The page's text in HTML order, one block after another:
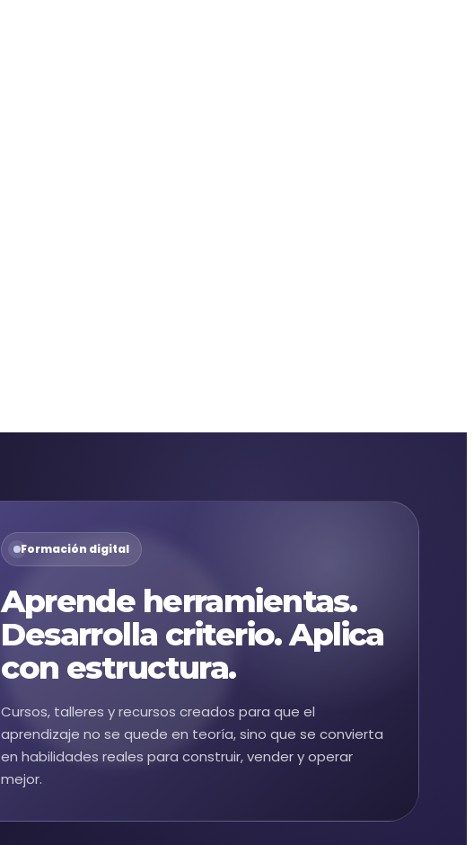
Formación digital
Aprende herramientas.
Desarrolla criterio. Aplica
con estructura.
Cursos, talleres y recursos creados para que el
aprendizaje no se quede en teoría, sino que se convierta
en habilidades reales para construir, vender y operar
mejor.